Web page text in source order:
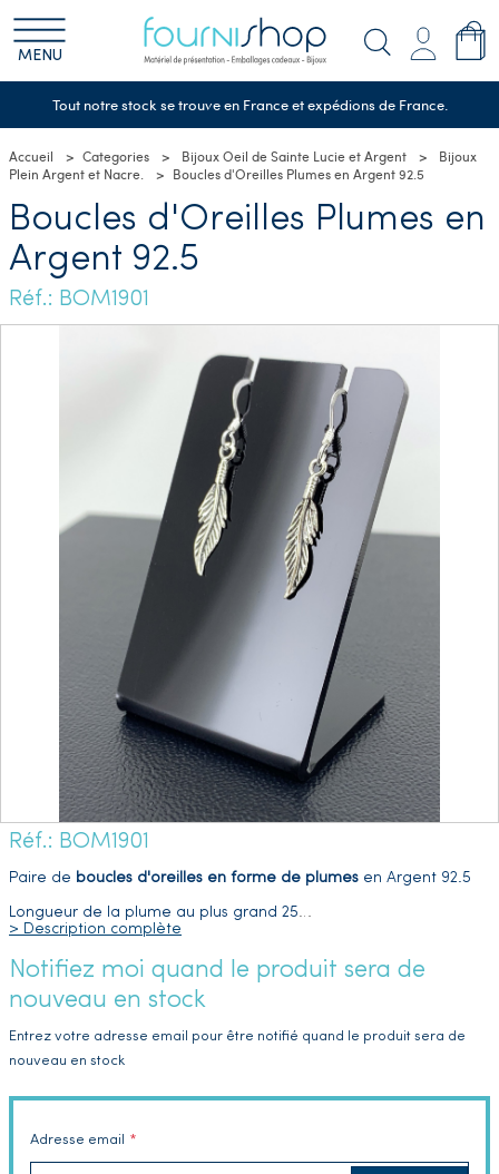
MENU
Tout notre stock se trouve en France et expédions de France.
Accueil Categories Bijoux Oeil de Sainte Lucie et Argent
Bijoux
Plein Argent et Nacre.
Boucles d'Oreilles Plumes en Argent 92.5
Boucles d'Oreilles Plumes en
Argent 92.5
Réf.: BOM1901
Réf.: BOM1901
Paire de boucles d'oreilles en forme de plumes en Argent 92.5
Longueur de la plume au plus grand 25…
> Description complète
Notifiez moi quand le produit sera de
nouveau en stock
Entrez votre adresse email pour être notifié quand le produit sera de
nouveau en stock
Adresse email